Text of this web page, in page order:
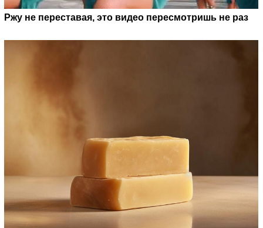
Ржу не переставая, это видео пересмотришь не раз